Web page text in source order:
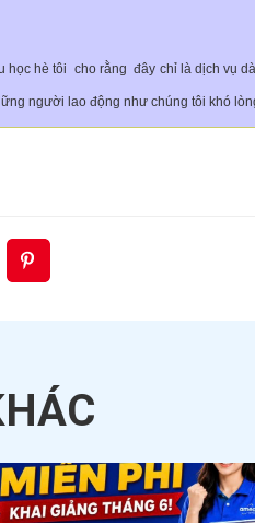
học hè tôi cho rằng đây chỉ là dịch vụ
người lao động như chúng tôi khó